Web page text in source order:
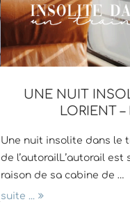
UNE NUIT
LORIENT
Une nuit insolite dans le
de l’autorailL’autorail est
raison de sa cabine de …
suite ...